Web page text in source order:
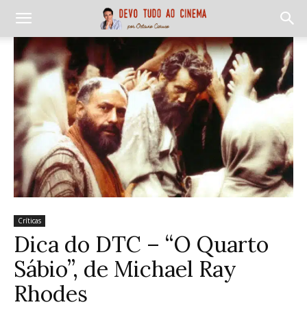
Críticas
Dica do DTC – “O Quarto
Sábio”, de Michael Ray
Rhodes